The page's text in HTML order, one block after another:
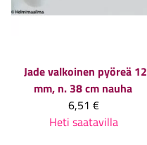
Jade valkoinen pyöreä 12
mm, n. 38 cm nauha
6,51 €
Heti saatavilla